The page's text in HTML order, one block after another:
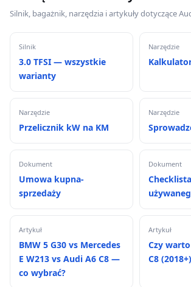
Silnik, bagażnik, narzędzia i artykuły dotyczące
Silnik
3.0 TFSI — wszystkie
warianty
Narzędzie
Narzędzie
Przelicznik kW na KM
Narzędzie
Dokument
Umowa kupna-
sprzedaży
Dokument
Artykuł
BMW 5 G30 vs Mercedes
E W213 vs Audi A6 C8 —
co wybrać?
Artykuł
Czy
C8